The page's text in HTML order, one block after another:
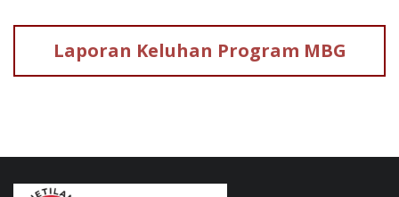
Laporan Keluhan Program MBG